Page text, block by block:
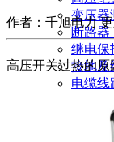
变压器
断路器
继电保
接地及
电缆线
SF6气
绝缘油
作者：千旭电力
高压开关过热的原